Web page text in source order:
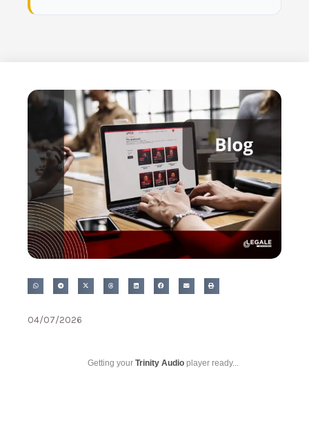
04/07/2026
Getting your Trinity Audio player ready...